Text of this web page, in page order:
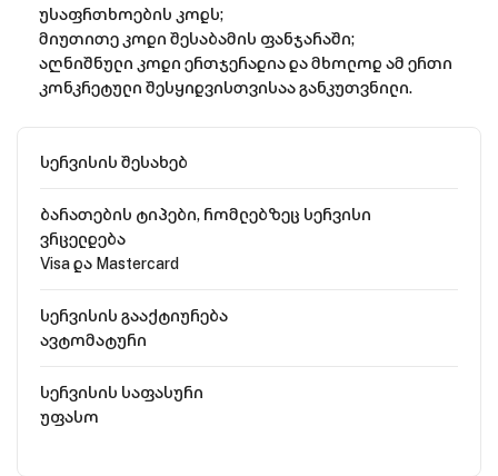
უსაფრთხოების კოდს;
მიუთითე კოდი შესაბამის ფანჯარაში;
აღნიშნული კოდი ერთჯერადია და მხოლოდ ამ ერთი
კონკრეტული შესყიდვისთვისაა განკუთვნილი.
სერვისის შესახებ
ბარათების ტიპები, რომლებზეც სერვისი
ვრცელდება
Visa და Mastercard
სერვისის გააქტიურება
ავტომატური
სერვისის საფასური
უფასო